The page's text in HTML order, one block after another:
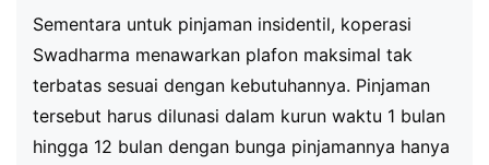
Sementara untuk pinjaman insidentil, koperasi
Swadharma menawarkan plafon maksimal tak
terbatas sesuai dengan kebutuhannya. Pinjaman
tersebut harus dilunasi dalam kurun waktu 1 bulan
hingga 12 bulan dengan bunga pinjamannya hanya